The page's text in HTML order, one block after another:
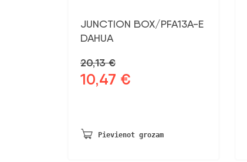
JUNCTION BOX/PFA13A-E
DAHUA
20,13€
Sākotnējā
10,47 €
Pievienot grozam